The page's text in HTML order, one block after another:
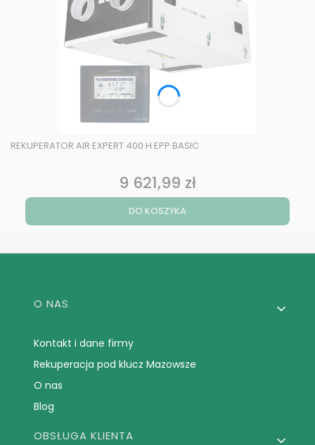
REKUPERATOR AIR EXPERT 400 H EPP BASIC
Cena
9 621,99 zł
DO KOSZYKA
Linki w stopce
O NAS
Kontakt i dane firmy
Rekuperacja pod klucz Mazowsze
O nas
Blog
OBSŁUGA KLIENTA